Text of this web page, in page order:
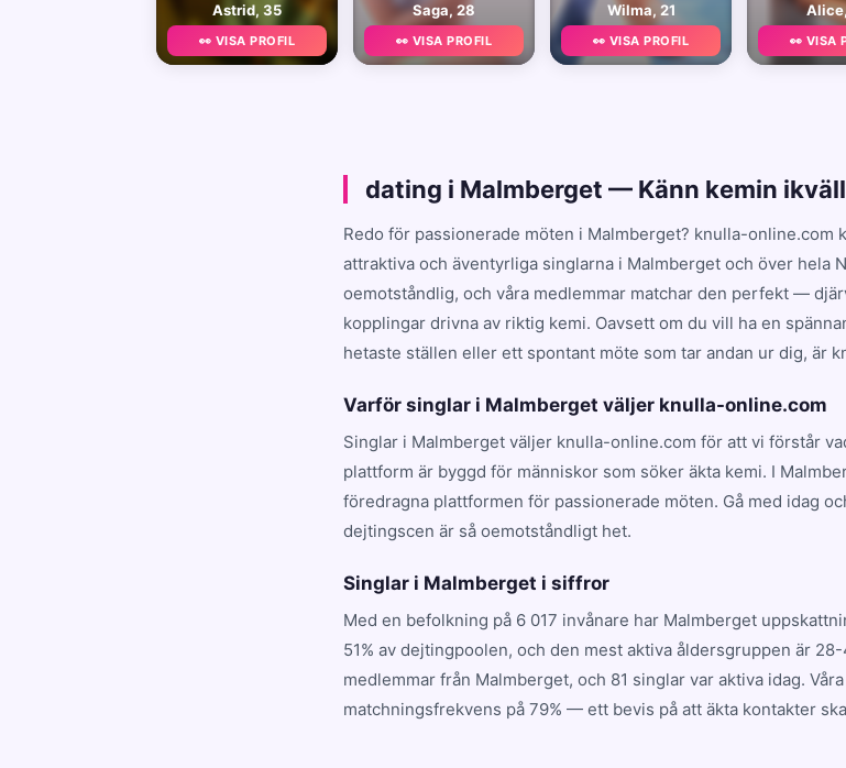
Astrid, 35
👀 VISA PROFIL
Saga, 28
👀 VISA PROFIL
Wilma, 21
👀 VISA PROFIL 👀 VISA
dating i Malmberget — Känn kemin ikväll
Redo för passionerade möten i Malmberget? knulla-online.com
attraktiva och äventyrliga singlarna i Malmberget och över hela
oemotståndlig, och våra medlemmar matchar den perfekt —
kopplingar drivna av riktig kemi. Oavsett om du vill ha en
hetaste ställen eller ett spontant möte som tar andan ur dig, är
Varför singlar i Malmberget väljer knulla-online.com
Singlar i Malmberget väljer knulla-online.com för att vi förstår
plattform är byggd för människor som söker äkta kemi. I
föredragna plattformen för passionerade möten. Gå med idag
dejtingscen är så oemotståndligt het.
Singlar i Malmberget i siffror
Med en befolkning på 6 017 invånare har Malmberget
51% av dejtingpoolen, och den mest aktiva åldersgruppen är
medlemmar från Malmberget, och 81 singlar var aktiva idag.
matchningsfrekvens på 79% — ett bevis på att äkta kontakter